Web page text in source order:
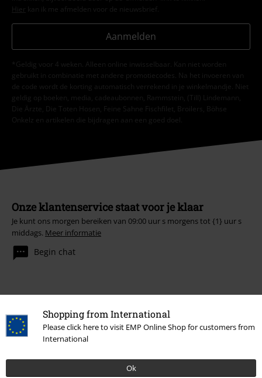
Shopping from International
Please click here to visit EMP Online Shop for customers from
International
Ok
Hier kan ik me afmelden voor de nieuwsbrief.
Aanmelden
*Geldig voor 4 weken. Alleen online inwisselbaar. Kan niet worden
gebruikt in combinatie met andere promotiecodes. Na het invoeren van
de code wordt de korting automatisch verrekend in je winkelmandje. Niet
geldig op boeken, media, cadeaubonnen, Rammstein, (Till) Lindemann,
Die Ärzte, Die Toten Hosen, Feine Sahne Fischfilet, Broilers, Böhse
Onkelz en artikelen die bijdragen aan een goed doel.
Onze klantenservice staat voor je klaar
Je kunt ons morgen bereiken van 09:00 uur s morgens tot {1} uur s
middags. Meer informatie
Begin chat
Klantenservice
Veelgestelde vragen